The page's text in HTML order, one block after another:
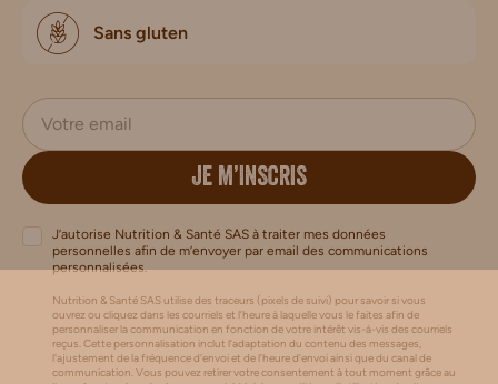
Sans gluten
JE M’INSCRIS
J’autorise Nutrition & Santé SAS à traiter mes données
personnelles afin de m’envoyer par email des communications
personnalisées.
Nutrition & Santé SAS utilise des traceurs (pixels de suivi) pour savoir si vous
ouvrez ou cliquez dans les courriels et l’heure à laquelle vous le faites afin de
personnaliser la communication en fonction de votre intérêt vis-à-vis des courriels
reçus. Cette personnalisation inclut l’adaptation du contenu des messages,
l'ajustement de la fréquence d’envoi et de l’heure d’envoi ainsi que du canal de
communication. Vous pouvez retirer votre consentement à tout moment grâce au